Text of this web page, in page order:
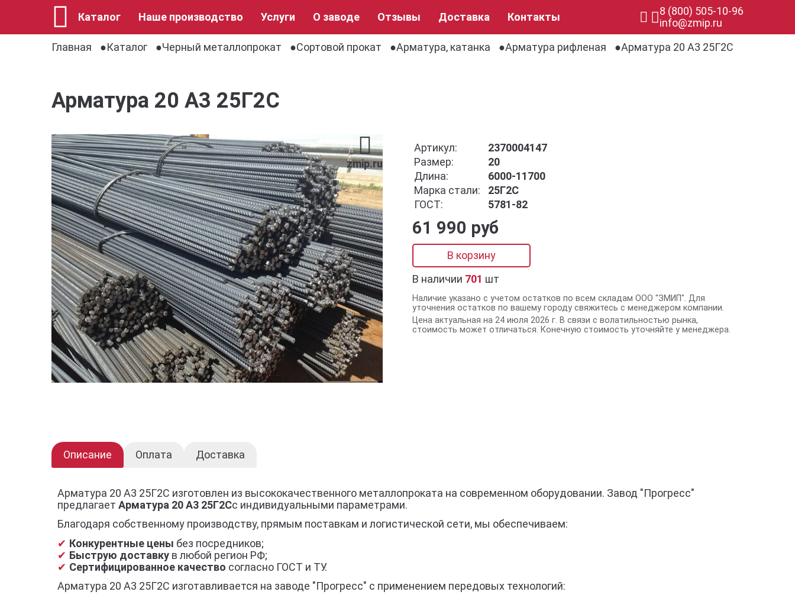
Каталог Наше производство Услуги О заводе Отзывы Доставка Контакты
8 (800) 505-10-96
info@zmip.ru
Главная
Каталог Черный металлопрокат Сортовой прокат Арматура, катанка Арматура рифленая Арматура 20 А3 25Г2С
Арматура 20 А3 25Г2С
zmip.ru
Артикул:
2370004147
Размер:
20
Длина:
6000-11700
Марка стали:
25Г2С
ГОСТ:
5781-82
61 990 руб
В корзину
В наличии 701 шт
Наличие указано с учетом остатков по всем складам ООО "ЗМИП". Для
уточнения остатков по вашему городу свяжитесь с менеджером компании.
Цена актуальная на 24 июля 2026 г. В связи с волатильностью рынка,
стоимость может отличаться. Конечную стоимость уточняйте у менеджера.
Описание Оплата Доставка
Арматура 20 А3 25Г2С изготовлен из высококачественного металлопроката на современном оборудовании. Завод "Прогресс"
предлагает Арматура 20 А3 25Г2Сс индивидуальными параметрами.
Благодаря собственному производству, прямым поставкам и логистической сети, мы обеспечиваем:
Конкурентные цены без посредников;
Быструю доставку в любой регион РФ;
Сертифицированное качество согласно ГОСТ и ТУ.
Арматура 20 А3 25Г2С изготавливается на заводе "Прогресс" с применением передовых технологий: